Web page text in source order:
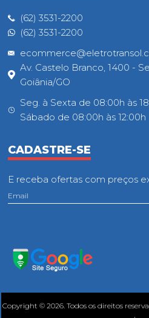
(62) 3531-2200
(62) 3531-2200
Av. Castelo Branco, 1400 -
Goiânia/GO
Seg. à Sexta de 08:00h às
Sábado de 08:00h às 12:00h
CADASTRE-SE
E receba ofertas com preços
Copyright © 2026. Todos os direitos